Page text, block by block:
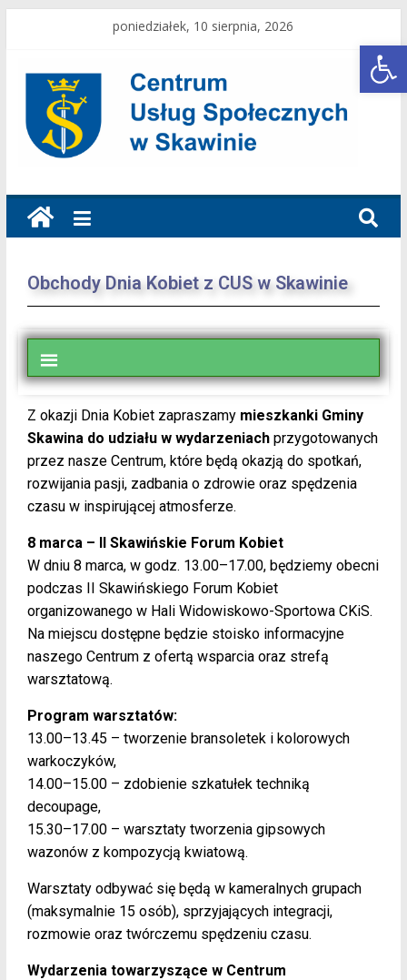
Open toolbar
poniedziałek, 10 sierpnia, 2026
Obchody Dnia Kobiet z CUS w Skawinie
Z okazji Dnia Kobiet zapraszamy mieszkanki Gminy
Skawina do udziału w wydarzeniachprzygotowanych
przez nasze Centrum, które będą okazją do spotkań,
rozwijania pasji, zadbania o zdrowie oraz spędzenia
czasu w inspirującej atmosferze.
8 marca – II Skawińskie Forum Kobiet
W dniu 8 marca, w godz. 13.00–17.00, będziemy obecni
podczas II Skawińskiego Forum Kobiet
organizowanego w Hali Widowiskowo-Sportowa CKiS.
Na miejscu dostępne będzie stoisko informacyjne
naszego Centrum z ofertą wsparcia oraz strefą
warsztatową.
Program warsztatów:
13.00–13.45 – tworzenie bransoletek i kolorowych
warkoczyków,
14.00–15.00 – zdobienie szkatułek techniką
decoupage,
15.30–17.00 – warsztaty tworzenia gipsowych
wazonów z kompozycją kwiatową.
Warsztaty odbywać się będą w kameralnych grupach
(maksymalnie 15 osób), sprzyjających integracji,
rozmowie oraz twórczemu spędzeniu czasu.
Wydarzenia towarzyszące w Centrum